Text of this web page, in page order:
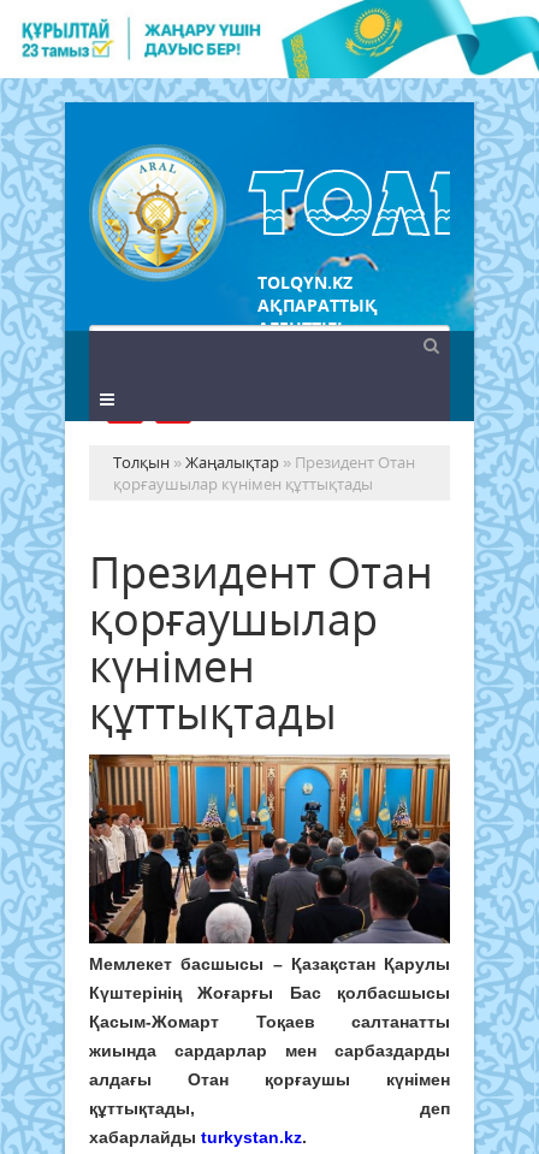
TOLQYN.KZ
АҚПАРАТТЫҚ
АГЕНТТІГІ
Толқын »Жаңалықтар » Президент Отан
қорғаушылар күнімен құттықтады
Президент Отан
қорғаушылар
күнімен
құттықтады
Мемлекет басшысы – Қазақстан Қарулы
Күштерінің Жоғарғы Бас қолбасшысы
Қасым-Жомарт Тоқаев салтанатты
жиында сардарлар мен сарбаздарды
алдағы Отан қорғаушы күнімен
құттықтады, деп
хабарлайды turkystan.kz.